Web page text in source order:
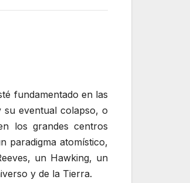
fundamentado en las
su eventual colapso, o
los grandes centros
paradigma atomístico,
un Hawking, un
y de la Tierra.